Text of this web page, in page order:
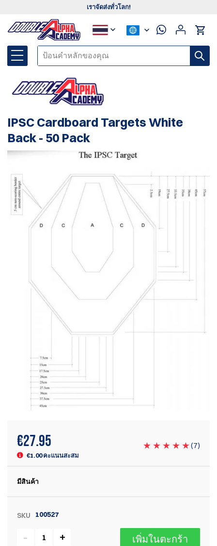
เราจัดส่งทั่วโลก!
IPSC Cardboard Targets White
Back - 50 Pack
€27.95
€1.00 คะแนนสะสม
(7)
มีสินค้า
SKU 100527
เพิ่มในตะกร้า